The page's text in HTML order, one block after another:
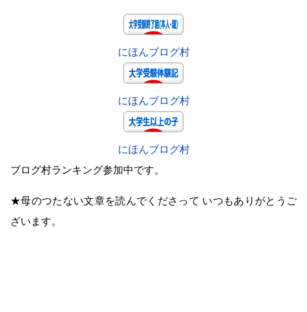
にほんブログ村
にほんブログ村
にほんブログ村
ブログ村ランキング参加中です。
★母のつたない文章を読んでくださって いつもありがとうご
ざいます。